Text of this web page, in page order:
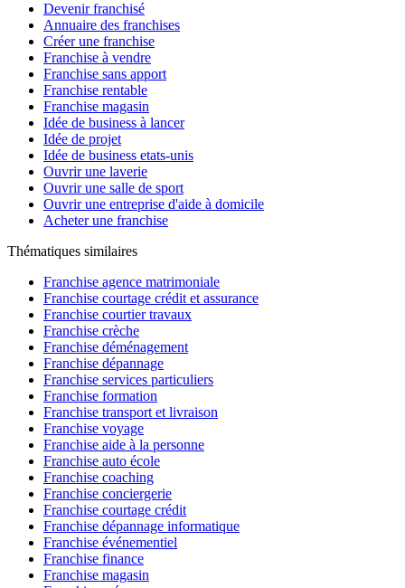
Devenir franchisé
Annuaire des franchises
Créer une franchise
Franchise à vendre
Franchise sans apport
Franchise rentable
Franchise magasin
Idée de business à lancer
Idée de projet
Idée de business etats-unis
Ouvrir une laverie
Ouvrir une salle de sport
Ouvrir une entreprise d'aide à domicile
Acheter une franchise
Thématiques similaires
Franchise agence matrimoniale
Franchise courtage crédit et assurance
Franchise courtier travaux
Franchise crèche
Franchise déménagement
Franchise dépannage
Franchise services particuliers
Franchise formation
Franchise transport et livraison
Franchise voyage
Franchise aide à la personne
Franchise auto école
Franchise coaching
Franchise conciergerie
Franchise courtage crédit
Franchise dépannage informatique
Franchise événementiel
Franchise finance
Franchise magasin